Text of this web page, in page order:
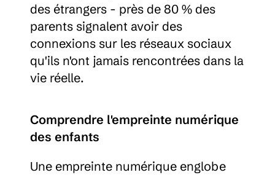
des étrangers - près de 80 % des
parents signalent avoir des
connexions sur les réseaux sociaux
qu'ils n'ont jamais rencontrées dans la
vie réelle.
Comprendre l'empreinte numérique
des enfants
Une empreinte numérique englobe